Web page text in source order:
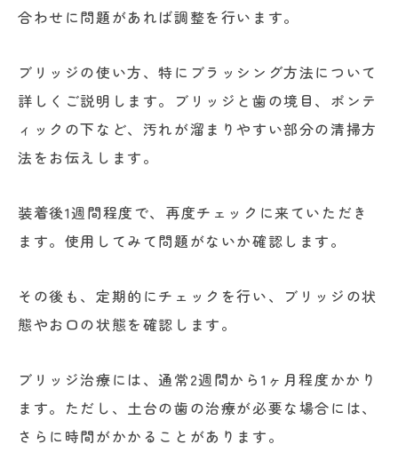
合わせに問題があれば調整を行います。
ブリッジの使い方、特にブラッシング方法について
詳しくご説明します。ブリッジと歯の境目、ポンテ
ィックの下など、汚れが溜まりやすい部分の清掃方
法をお伝えします。
装着後1週間程度で、再度チェックに来ていただき
ます。使用してみて問題がないか確認します。
その後も、定期的にチェックを行い、ブリッジの状
態やお口の状態を確認します。
ブリッジ治療には、通常2週間から1ヶ月程度かかり
ます。ただし、土台の歯の治療が必要な場合には、
さらに時間がかかることがあります。